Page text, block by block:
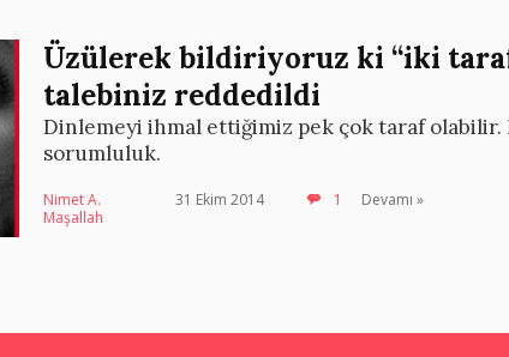
Üzülerek bildiriyoruz ki “iki
talebiniz reddedildi
Dinlemeyi ihmal ettiğimiz pek çok taraf olabilir.
sorumluluk.
Nimet A.
Maşallah
31 Ekim 2014 1 Devamı »